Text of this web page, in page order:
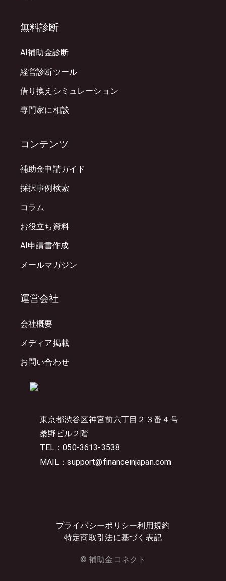
東京都渋谷区神宮前六丁目２３番４号
桑野ビル２階
TEL：050-3613-3538
MAIL：support@financeinjapan.com
プライバシーポリシー利用規約
特定商取引法に基づく表記
© 補助金コネクト
無料診断
AI補助金診断
経営診断ツール
借り換えシミュレーション
専門家に相談
コンテンツ
補助金申請ガイド
採択事例検索
コラム
お役立ち資料
AI申請書作成
メールマガジン
運営会社
会社概要
メディア掲載
お問い合わせ